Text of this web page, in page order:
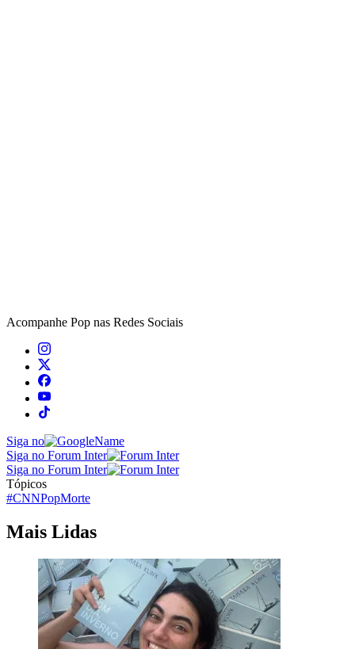
Acompanhe Pop nas Redes Sociais
Siga no
Siga no Forum Inter
Siga no Forum Inter
Tópicos
#CNNPopMorte
Mais Lidas